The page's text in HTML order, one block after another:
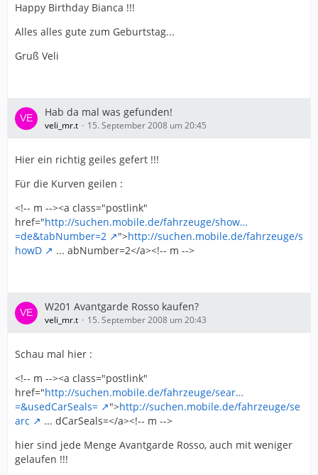
Happy Birthday Bianca !!!
Alles alles gute zum Geburtstag...
Gruß Veli
Hab da mal was gefunden!
veli_mr.t 15. September 2008 um 20:45
Hier ein richtig geiles gefert !!!
Für die Kurven geilen :
<!-- m --><a class="postlink"
href="http://suchen.mobile.de/fahrzeuge/show…
=de&tabNumber=2
">http://suchen.mobile.de/fahrzeuge/s
howD
... abNumber=2</a><!-- m -->
W201 Avantgarde Rosso kaufen?
veli_mr.t 15. September 2008 um 20:43
Schau mal hier :
<!-- m --><a class="postlink"
href="http://suchen.mobile.de/fahrzeuge/sear…
=&usedCarSeals=
">http://suchen.mobile.de/fahrzeuge/se
arc
... dCarSeals=</a><!-- m -->
hier sind jede Menge Avantgarde Rosso, auch mit weniger
gelaufen !!!